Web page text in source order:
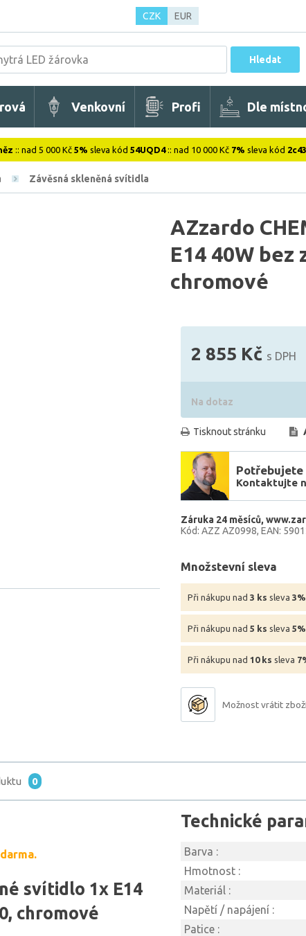
CZK EUR
Hledat
Venkovní Profi Dle
:: nad 5 000 Kč 5% sleva kód 54UQD4:: nad 10 000 Kč 7% sleva kód
Závěsná skleněná svítidla
AZzardo
E14 40W bez
chromové
2 855 Kč s DPH
Na dotaz
Tisknout stránku
Potřebujete
Kontaktujte
Záruka 24 měsíců
Kód: AZZ AZ0998 EAN:
Množstevní sleva
Při nákupu nad 3 ks sleva 3%
Při nákupu nad 5 ks sleva 5%
Při nákupu nad 10 ks sleva
Možnost vrátit
0
svítidlo 1x E14
chromové
Technické
Barva :
Hmotnost :
Materiál :
Napětí / napájení :
Patice :